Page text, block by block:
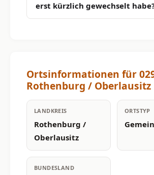
erst kürzlich gewechselt
Ortsinformationen für
Rothenburg / Oberlausitz
LANDKREIS
Rothenburg /
Oberlausitz
ORTSTYP
BUNDESLAND